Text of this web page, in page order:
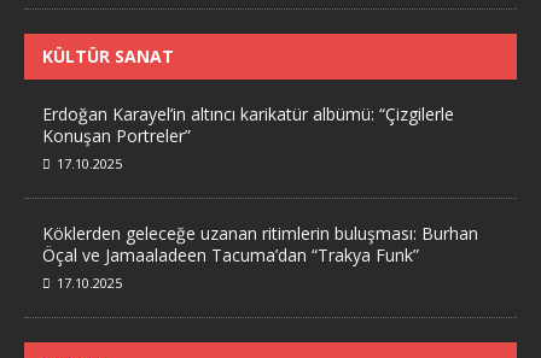
KÜLTÜR SANAT
Erdoğan Karayel’in altıncı karikatür albümü: “Çizgilerle
Konuşan Portreler”
17.10.2025
Köklerden geleceğe uzanan ritimlerin buluşması: Burhan
Öçal ve Jamaaladeen Tacuma’dan “Trakya Funk”
17.10.2025